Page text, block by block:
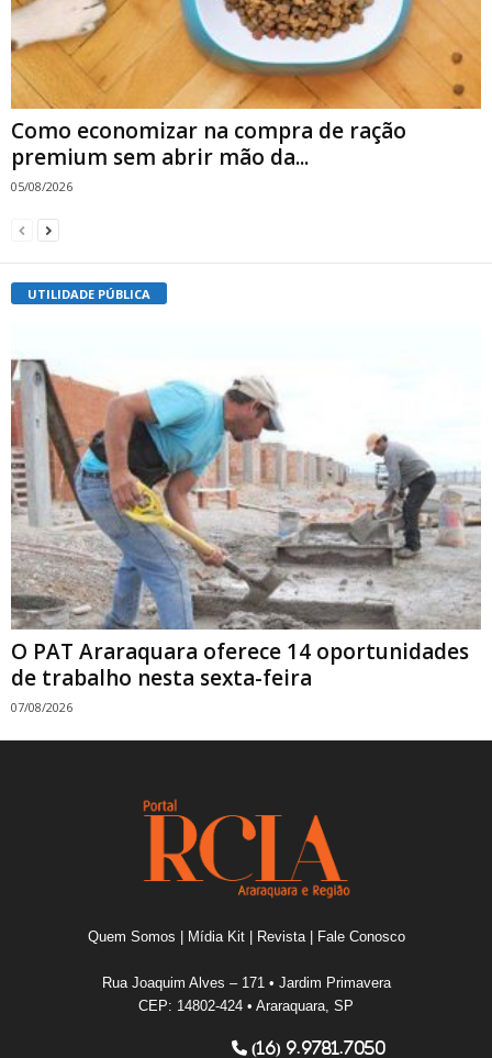
Como economizar na compra de ração
premium sem abrir mão da...
05/08/2026
UTILIDADE PÚBLICA
O PAT Araraquara oferece 14 oportunidades
de trabalho nesta sexta-feira
07/08/2026
Quem Somos Mídia Kit| Revista| Fale Conosco
Rua Joaquim Alves – 171 • Jardim Primavera
CEP: 14802-424 • Araraquara, SP
(16) 9.9781.7050